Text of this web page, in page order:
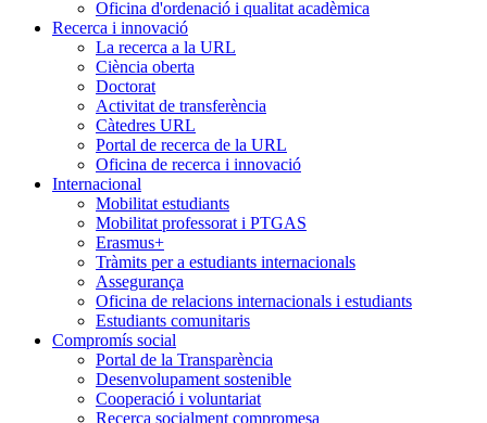
Oficina d'ordenació i qualitat acadèmica
Recerca i innovació
La recerca a la URL
Ciència oberta
Doctorat
Activitat de transferència
Càtedres URL
Portal de recerca de la URL
Oficina de recerca i innovació
Internacional
Mobilitat estudiants
Mobilitat professorat i PTGAS
Erasmus+
Tràmits per a estudiants internacionals
Assegurança
Oficina de relacions internacionals i estudiants
Estudiants comunitaris
Compromís social
Portal de la Transparència
Desenvolupament sostenible
Cooperació i voluntariat
Recerca socialment compromesa